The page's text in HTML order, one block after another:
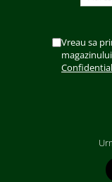
Vreau sa